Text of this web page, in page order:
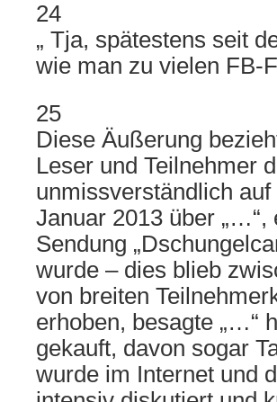
24
„ Tja, spätestens seit
wie man zu vielen FB-
25
Diese Äußerung
Leser und Teilnehmer
unmissverständlich
Januar 2013 über „…“,
Sendung
wurde – dies blieb
von breiten
erhoben, besagte „…“
gekauft, davon sogar
wurde im Internet und